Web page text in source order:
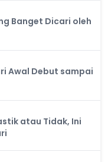
Banget Dicari oleh
Awal Debut sampai
atau Tidak, Ini